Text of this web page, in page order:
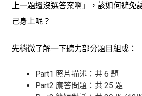
上一題還沒選答案啊 」，該如何避免
己身上呢？
先稍微了解一下聽力部分題目組成：
Part1 照片描述：共 6 題
Part2 應答問題：共 25 題